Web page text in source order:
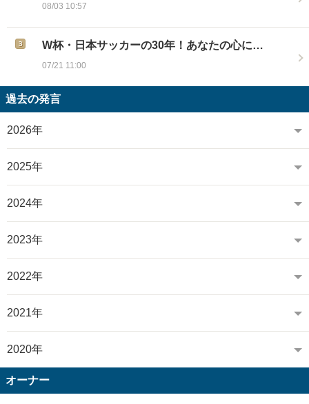
08/03 10:57
W杯・日本サッカーの30年！あなたの心に…
07/21 11:00
過去の発言
2026年
2025年
2024年
2023年
2022年
2021年
2020年
オーナー